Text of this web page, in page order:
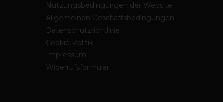
Nutzungsbedingungen der Website
Allgemeinen Geschäftsbedingungen
Datenschutzrichtlinie
Cookie Politik
Impressum
Widerrufsformular